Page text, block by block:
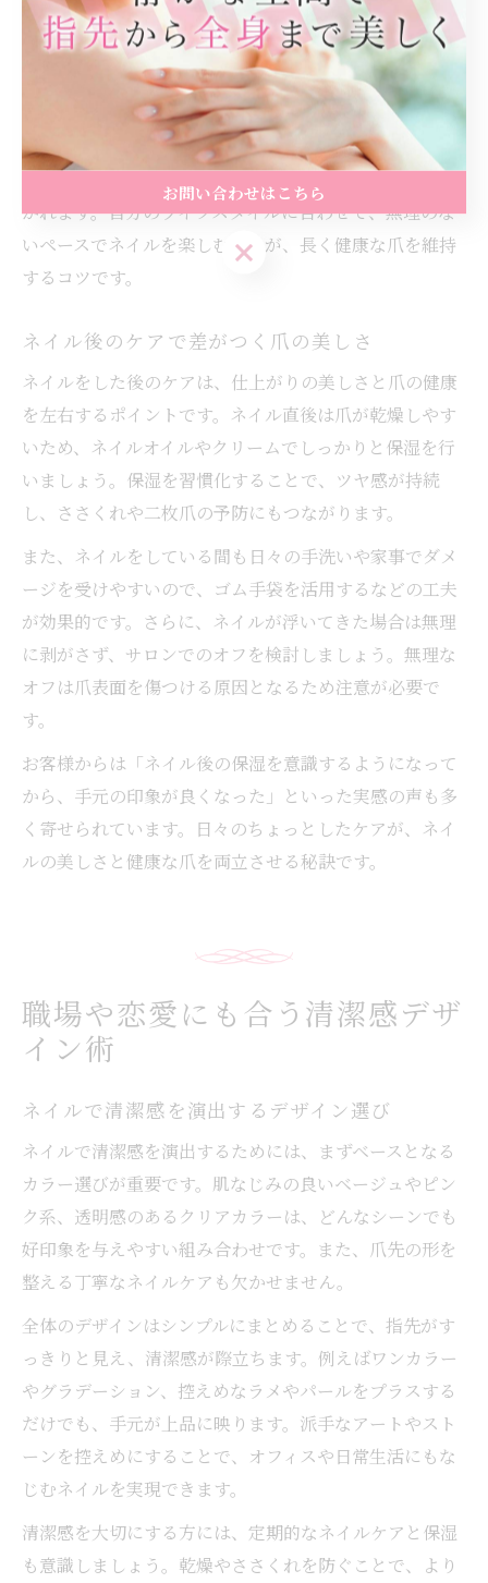
ルやハンドクリームで日常的に保湿し、爪の乾燥や割れ
を防ぐことも大切です。
「ネイルを続けているけれど、爪が薄くなった」と感じ
る方からは、休息期間を取り入れたことで「爪が丈夫に
なった」「カラーのノリが良くなった」といった声も聞
かれます。自分のライフスタイルに合わせて、無理のな
いペースでネイルを楽しむことが、長く健康な爪を維持
するコツです。
ネイル後のケアで差がつく爪の美しさ
ネイルをした後のケアは、仕上がりの美しさと爪の健康
を左右するポイントです。ネイル直後は爪が乾燥しやす
いため、ネイルオイルやクリームでしっかりと保湿を行
いましょう。保湿を習慣化することで、ツヤ感が持続
し、ささくれや二枚爪の予防にもつながります。
また、ネイルをしている間も日々の手洗いや家事でダメ
ージを受けやすいので、ゴム手袋を活用するなどの工夫
が効果的です。さらに、ネイルが浮いてきた場合は無理
に剥がさず、サロンでのオフを検討しましょう。無理な
オフは爪表面を傷つける原因となるため注意が必要で
す。
お客様からは「ネイル後の保湿を意識するようになって
から、手元の印象が良くなった」といった実感の声も多
く寄せられています。日々のちょっとしたケアが、ネイ
ルの美しさと健康な爪を両立させる秘訣です。
職場や恋愛にも合う清潔感デザ
イン術
ネイルで清潔感を演出するデザイン選び
ネイルで清潔感を演出するためには、まずベースとなる
カラー選びが重要です。肌なじみの良いベージュやピン
ク系、透明感のあるクリアカラーは、どんなシーンでも
好印象を与えやすい組み合わせです。また、爪先の形を
整える丁寧なネイルケアも欠かせません。
全体のデザインはシンプルにまとめることで、指先がす
っきりと見え、清潔感が際立ちます。例えばワンカラー
やグラデーション、控えめなラメやパールをプラスする
だけでも、手元が上品に映ります。派手なアートやスト
ーンを控えめにすることで、オフィスや日常生活にもな
じむネイルを実現できます。
清潔感を大切にする方には、定期的なネイルケアと保湿
も意識しましょう。乾燥やささくれを防ぐことで、より
お問い合わせはこちら
お問い合わせはこちら